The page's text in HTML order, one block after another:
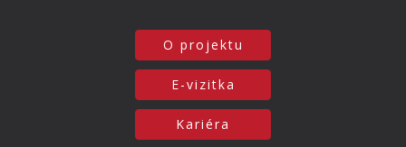
O projektu
E-vizitka
Kariéra